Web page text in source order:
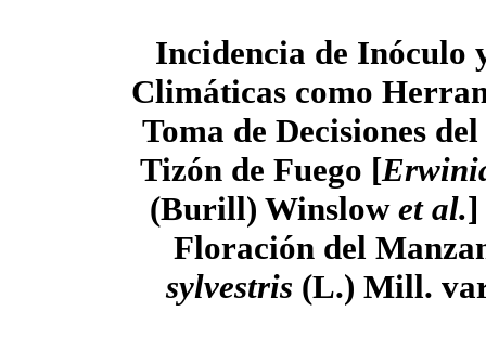
Incidencia de Inóculo
Climáticas como
Toma de Decisiones
Tizón de Fuego [
(Burill) Winslow et al.]
Floración del
sylvestris (L.) Mill.